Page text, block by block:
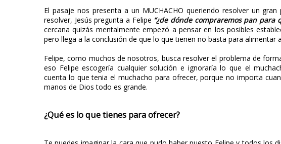
El pasaje nos presenta a un MUCHACHO queriendo resolver un
resolver, Jesús pregunta a Felipe “¿de dónde compraremos pan para
cercana quizás mentalmente empezó a pensar en los posibles
pero llega a la conclusión de que lo que tienen no basta para alimentar
Felipe, como muchos de nosotros, busca resolver el problema de
eso Felipe escogería cualquier solución e ignoraría lo que el
cuenta lo que tenia el muchacho para ofrecer, porque no importa
manos de Dios todo es grande.
¿Qué es lo que tienes para ofrecer?